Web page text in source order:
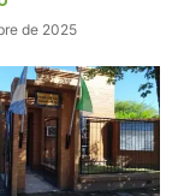
de 2025